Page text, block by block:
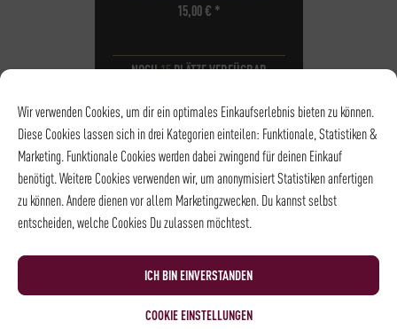
Wir verwenden Cookies, um dir ein optimales Einkaufserlebnis bieten zu können.
Diese Cookies lassen sich in drei Kategorien einteilen: Funktionale, Statistiken &
Marketing. Funktionale Cookies werden dabei zwingend für deinen Einkauf
benötigt. Weitere Cookies verwenden wir, um anonymisiert Statistiken anfertigen
zu können. Andere dienen vor allem Marketingzwecken. Du kannst selbst
entscheiden, welche Cookies Du zulassen möchtest.
ICH BIN EINVERSTANDEN
COOKIE EINSTELLUNGEN
15,00€ *
NOCH15PLÄTZE VERFÜGBAR
UHRZEIT 14:00 - 14:45
ORT Rösterei und
Kaffeehaus
NEWSLETTER